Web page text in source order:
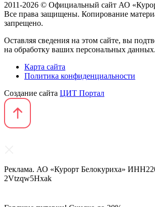
2011-2026 © Официальный сайт АО
Все права защищены. Копирование
запрещено.
Оставляя сведения на этом сайте, вы
на обработку ваших персональных данных.
Карта сайта
Политика конфиденциальности
Создание сайта ЦИТ Портал
Реклама. АО «Курорт Белокуриха»
2Vtzqw5Hxak